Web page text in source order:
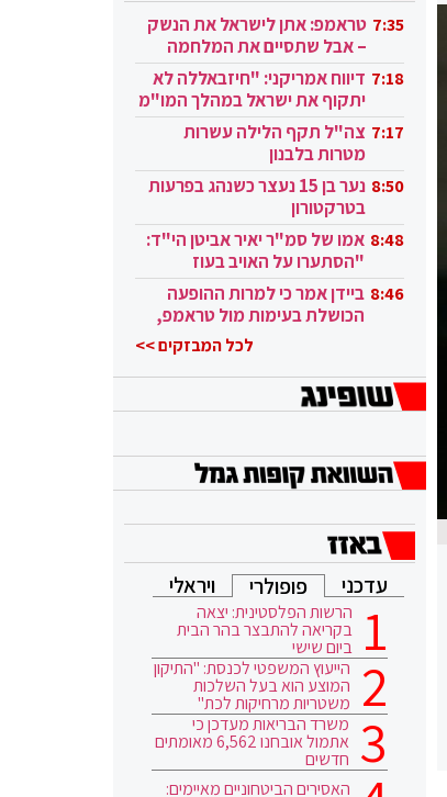
7:35 טראמפ: אתן לישראל את הנשק
– אבל שתסיים את המלחמה
בעזה 7:18 דיווח אמריקני: "חיזבאללה לא
יתקוף את ישראל במהלך המו"מ
בקטאר" 7:17 צה"ל תקף הלילה עשרות
מטרות בלבנון
8:50
נער בן 15 נעצר כשנהג בפרעות
בטרקטורון
8:48 אמו של סמ"ר יאיר אביטן הי"ד:
"הסתערו על האויב בעוז
ובגבורה" 8:46 ביידן אמר כי למרות ההופעה
הכושלת בעימות מול טראמפ,
לכל המבזקים >>
עדכני פופולרי ויראלי
הרשות הפלסטינית: יצאה
בקריאה להתבצר בהר הבית
ביום שישי
הייעוץ המשפטי לכנסת: "התיקון
המוצע הוא בעל השלכות
משטריות מרחיקות לכת"
משרד הבריאות מעדכן כי
אתמול אובחנו 6,562 מאומתים
חדשים
האסירים הביטחוניים מאיימים: